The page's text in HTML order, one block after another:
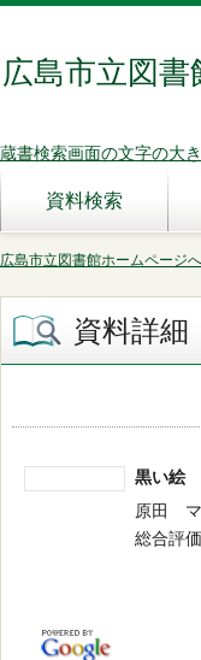
広島市立図書
蔵書検索画面の文字の大
資料検索
広島市立図書館ホームページ
資料詳細
黒い絵
原田 マ
総合評価